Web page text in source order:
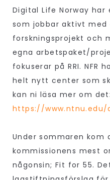
Digital Life Norway har
som jobbar aktivt
forskningsprojekt och
egna arbetspaket/
fokuserar på RRI. NFR
helt nytt center som
kan ni läsa mer om det:
https://www.ntnu.edu/
Under sommaren kom
kommissionens mest
någonsin; Fit for 55.